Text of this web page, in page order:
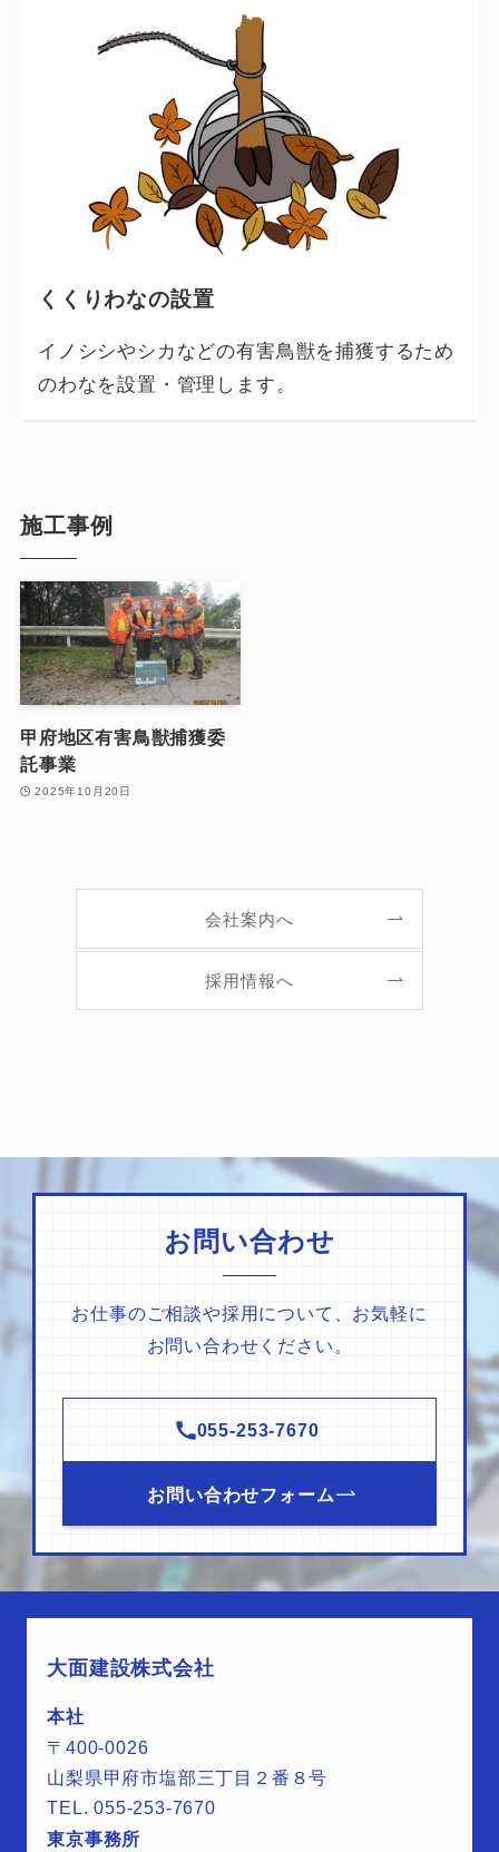
くくりわなの設置
イノシシやシカなどの有害鳥獣を捕獲するため
のわなを設置・管理します。
施工事例
甲府地区有害鳥獣捕獲委
託事業
2025年10月20日
会社案内へ
採用情報へ
お問い合わせ
お仕事のご相談や採用について、お気軽に
お問い合わせください。
055-253-7670
お問い合わせフォーム
大面建設株式会社
本社
〒400-0026
山梨県甲府市塩部三丁目２番８号
TEL. 055-253-7670
東京事務所